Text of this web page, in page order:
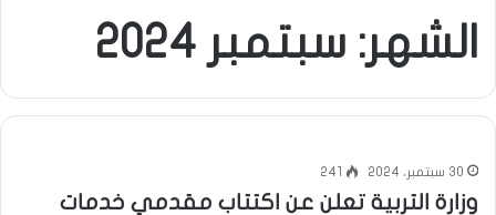
الشهر: سبتمبر 2024
30 سبتمبر، 2024 241
وزارة التربية تعلن عن اكتتاب مقدمي خدمات